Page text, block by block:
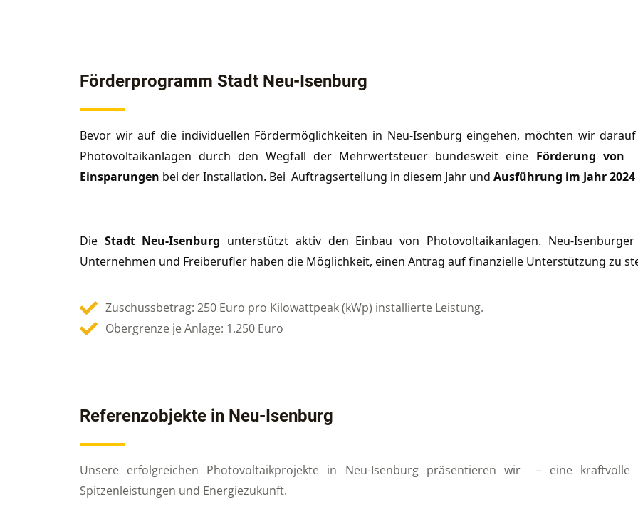
Förderprogramm Stadt Neu-Isenburg
Bevor wir auf die individuellen Fördermöglichkeiten in Neu-Isenburg eingehen, möchten wir
Photovoltaikanlagen durch den Wegfall der Mehrwertsteuer bundesweit eine Förderung von
Einsparungen bei der Installation. Bei Auftragserteilung in diesem Jahr und Ausführung im Jahr 2024
Die Stadt Neu-Isenburg unterstützt aktiv den Einbau von Photovoltaikanlagen. Neu-
Unternehmen und Freiberufler haben die Möglichkeit, einen Antrag auf finanzielle Unterstützung zu
Zuschussbetrag: 250 Euro pro Kilowattpeak (kWp) installierte Leistung.
Obergrenze je Anlage: 1.250 Euro
Referenzobjekte in Neu-Isenburg
Unsere erfolgreichen Photovoltaikprojekte in Neu-Isenburg präsentieren wir – eine kraftvolle
Spitzenleistungen und Energiezukunft.